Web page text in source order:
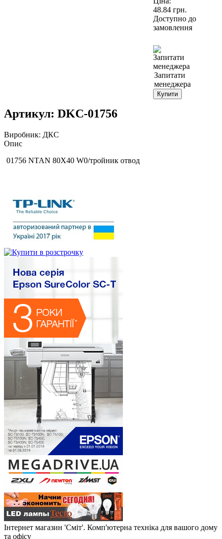
48.84 грн.
Доступно до
замовлення
Запитати
менеджера
Купити
Артикул: DKC-01756
Виробник: ДКС
Опис
01756 NTAN 80X40 W0/тройник отвод
Інтернет магазин 'Сміт'. Комп'ютерна техніка для вашого дому
та офісу